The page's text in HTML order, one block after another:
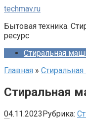
Перейти
контенту
techmav.ru
Бытовая техника.
ресурс
Стиральная
Главная »
Стиральная
04.11.2023Рубрика: